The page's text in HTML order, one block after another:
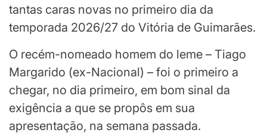
tantas caras novas no primeiro dia da
temporada 2026/27 do Vitória de Guimarães.
O recém-nomeado homem do leme – Tiago
Margarido (ex-Nacional) – foi o primeiro a
chegar, no dia primeiro, em bom sinal da
exigência a que se propôs em sua
apresentação, na semana passada.